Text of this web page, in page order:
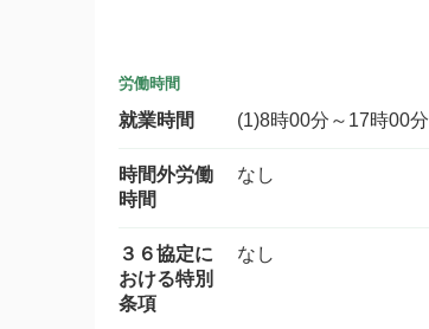
労働時間
就業時間 (1)8時00分～17時00分
時間外労働
時間
なし
３６協定に
おける特別
条項
なし